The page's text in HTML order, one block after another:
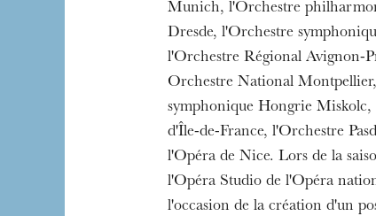
Munich, l'Orchestre
Dresde, l'Orchestre
l'Orchestre Régional Avignon-
Orchestre National
symphonique Hongrie
d'Île-de-France, l'Orchestre
l'Opéra de Nice. Lors de la
l'Opéra Studio de l'Opéra
l'occasion de la création d'un